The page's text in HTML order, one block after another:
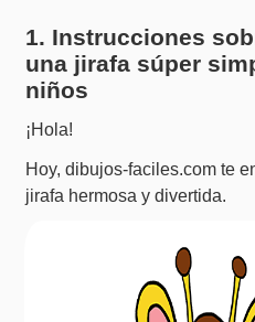
1. Instrucciones
una jirafa súper
niños
¡Hola!
Hoy, dibujos-faciles.com te
jirafa hermosa y divertida.